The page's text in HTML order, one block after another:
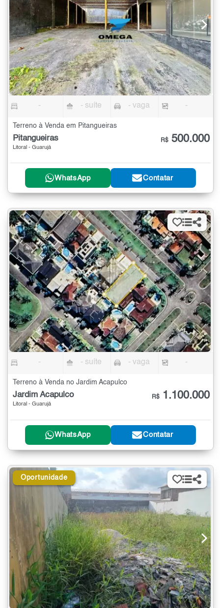
- - suíte - vaga -
Terreno à Venda em Pitangueiras
Pitangueiras
Litoral - Guarujá
R$ 500.000
WhatsApp Contatar
- - suíte - vaga -
Terreno à Venda no Jardim Acapulco
Jardim Acapulco
Litoral - Guarujá
R$ 1.100.000
WhatsApp Contatar
Oportunidade